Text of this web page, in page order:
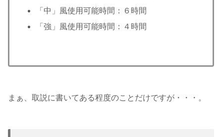
「中」風使用可能時間：６時間
「強」風使用可能時間：４時間
まぁ、取説に書いてある程度のことだけですが・・・。